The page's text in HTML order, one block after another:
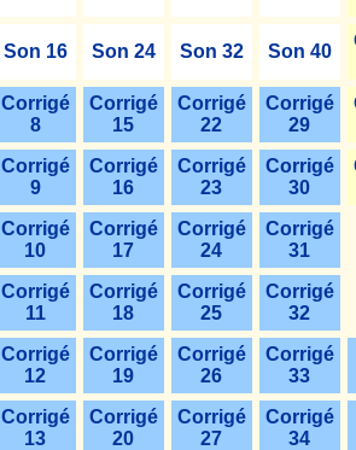
Son 16 Son 24 Son 32 Son 40
Corrigé
8
Corrigé
15
Corrigé
22
Corrigé
29
Corrigé
9
Corrigé
16
Corrigé
23
Corrigé
30
Corrigé
10
Corrigé
17
Corrigé
24
Corrigé
31
Corrigé
11
Corrigé
18
Corrigé
25
Corrigé
32
Corrigé
12
Corrigé
19
Corrigé
26
Corrigé
33
Corrigé
13
Corrigé
20
Corrigé
27
Corrigé
34